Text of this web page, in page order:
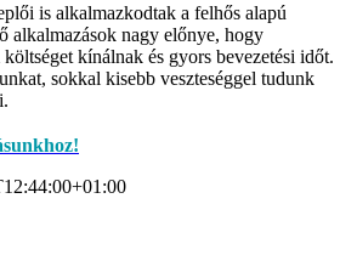
is alkalmazkodtak a felhős alapú
alkalmazások nagy előnye, hogy
kínálnak és gyors bevezetési időt.
sokkal kisebb veszteséggel tudunk